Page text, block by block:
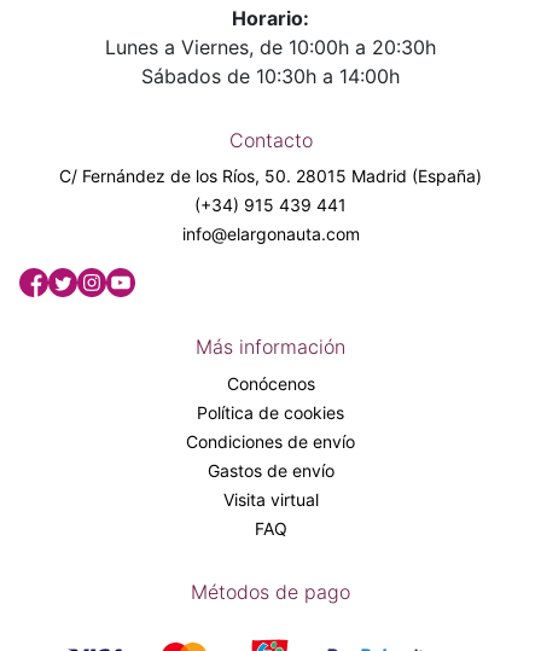
Horario:
Lunes a Viernes, de 10:00h a 20:30h
Sábados de 10:30h a 14:00h
Contacto
C/ Fernández de los Ríos, 50. 28015 Madrid (España)
(+34) 915 439 441
info@elargonauta.com
Más información
Conócenos
Política de cookies
Condiciones de envío
Gastos de envío
Visita virtual
FAQ
Métodos de pago